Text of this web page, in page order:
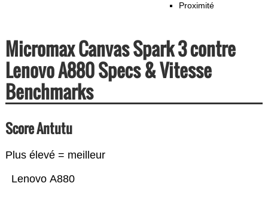
Proximité
Micromax Canvas Spark 3 contre
Lenovo A880 Specs & Vitesse
Benchmarks
Score Antutu
Plus élevé = meilleur
Lenovo A880